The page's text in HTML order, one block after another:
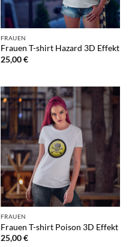
FRAUEN
Frauen T-shirt Hazard 3D Effekt
25,00€
FRAUEN
Frauen T-shirt Poison 3D Effekt
25,00€